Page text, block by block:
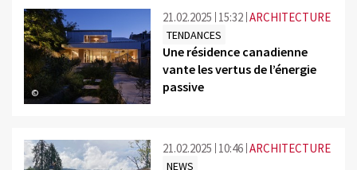
©
21.02.2025 15:32 ARCHITECTURE
TENDANCES
Une résidence canadienne
vante les vertus de l’énergie
passive
21.02.2025 10:46 ARCHITECTURE
NEWS